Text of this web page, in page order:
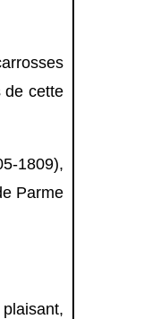
de cette
1809),
Parme